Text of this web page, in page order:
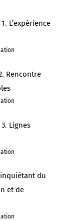
L’expérience
Rencontre
Lignes
du
et de